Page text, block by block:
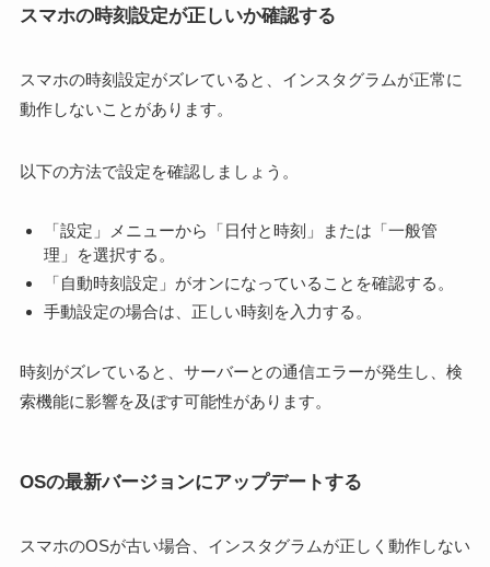
スマホの時刻設定が正しいか確認する
スマホの時刻設定がズレていると、インスタグラムが正常に
動作しないことがあります。
以下の方法で設定を確認しましょう。
「設定」メニューから「日付と時刻」または「一般管
理」を選択する。
「自動時刻設定」がオンになっていることを確認する。
手動設定の場合は、正しい時刻を入力する。
時刻がズレていると、サーバーとの通信エラーが発生し、検
索機能に影響を及ぼす可能性があります。
OSの最新バージョンにアップデートする
スマホのOSが古い場合、インスタグラムが正しく動作しない